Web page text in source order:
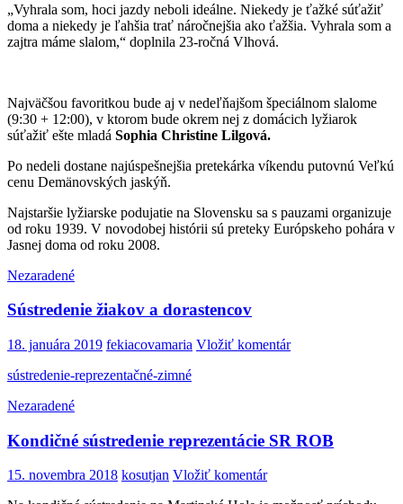
„Vyhrala som, hoci jazdy neboli ideálne. Niekedy je ťažké súťažiť
doma a niekedy je ľahšia trať náročnejšia ako ťažšia. Vyhrala som a
zajtra máme slalom,“ doplnila 23-ročná Vlhová.
Najväčšou favoritkou bude aj v nedeľňajšom špeciálnom slalome
(9:30 + 12:00), v ktorom bude okrem nej z domácich lyžiarok
súťažiť ešte mladá Sophia Christine Lilgová.
Po nedeli dostane najúspešnejšia pretekárka víkendu putovnú Veľkú
cenu Demänovských jaskýň.
Najstaršie lyžiarske podujatie na Slovensku sa s pauzami organizuje
od roku 1939. V novodobej histórii sú preteky Európskeho pohára v
Jasnej doma od roku 2008.
Nezaradené
Sústredenie žiakov a dorastencov
18. januára 2019 fekiacovamaria Vložiť komentár
sústredenie-reprezentačné-zimné
Nezaradené
Kondičné sústredenie reprezentácie SR ROB
15. novembra 2018 kosutjan Vložiť komentár